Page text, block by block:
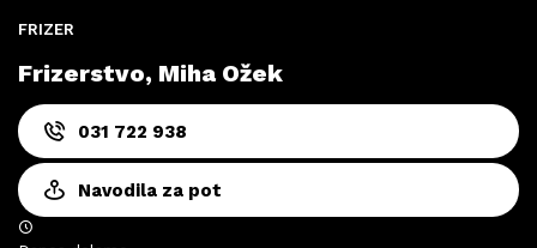
FRIZER
Frizerstvo, Miha Ožek
031 722 938
Navodila za pot